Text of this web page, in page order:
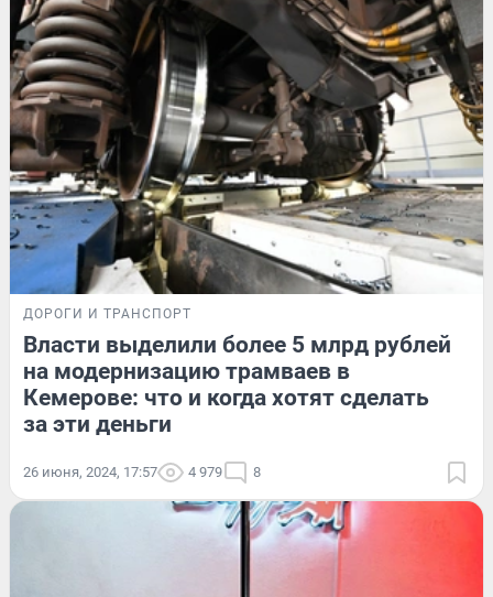
ДОРОГИ И ТРАНСПОРТ
Власти выделили более 5 млрд рублей
на модернизацию трамваев в
Кемерове: что и когда хотят сделать
за эти деньги
26 июня, 2024, 17:57 4 979 8